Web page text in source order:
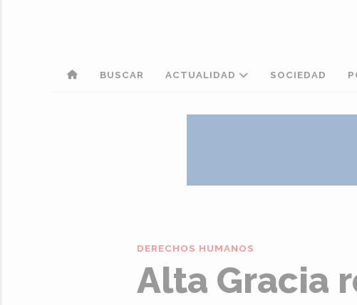
BUSCAR ACTUALIDAD SOCIEDAD
Alta Gracia
DERECHOS HUMANOS